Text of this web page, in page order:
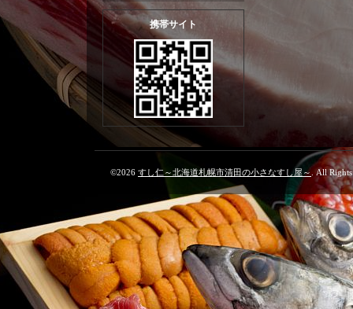
携帯サイト
©2026 すし仁～北海道札幌市清田の小さなすし屋～ . All